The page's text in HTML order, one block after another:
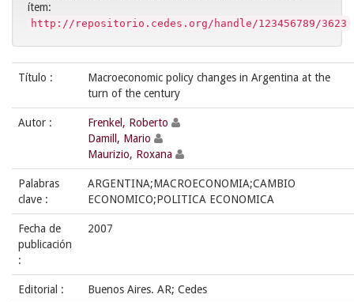
ítem:
http://repositorio.cedes.org/handle/123456789/3623
Título :
Macroeconomic policy changes in Argentina at the
turn of the century
Autor :
Frenkel, Roberto
Damill, Mario
Maurizio, Roxana
Palabras
clave :
ARGENTINA;MACROECONOMIA;CAMBIO
ECONOMICO;POLITICA ECONOMICA
Fecha de
publicación
:
2007
Editorial : Buenos Aires. AR; Cedes